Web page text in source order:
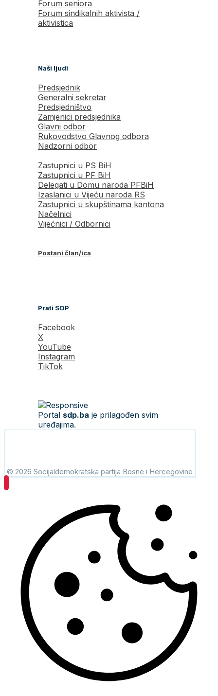
Forum seniora
Forum sindikalnih aktivista /
aktivistica
Naši ljudi
Predsjednik
Generalni sekretar
Predsjedništvo
Zamjenici predsjednika
Glavni odbor
Rukovodstvo Glavnog odbora
Nadzorni odbor
Zastupnici u PS BiH
Zastupnici u PF BiH
Delegati u Domu naroda PFBiH
Izaslanici u Vijeću naroda RS
Zastupnici u skupštinama kantona
Načelnici
Vijećnici / Odbornici
Postani član/ica
Prati SDP
Facebook
X
YouTube
Instagram
TikTok
Portal sdp.ba je prilagođen svim
uređajima.
© 2026 Socijaldemokratska partija Bosne i Hercegovine